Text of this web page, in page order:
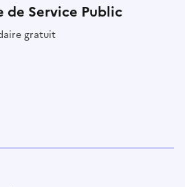
Service Public
gratuit